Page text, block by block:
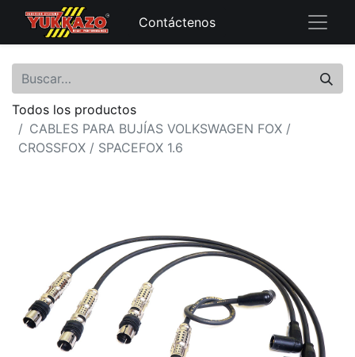
Contáctenos
Todos los productos
CABLES PARA BUJÍAS VOLKSWAGEN FOX /
CROSSFOX / SPACEFOX 1.6